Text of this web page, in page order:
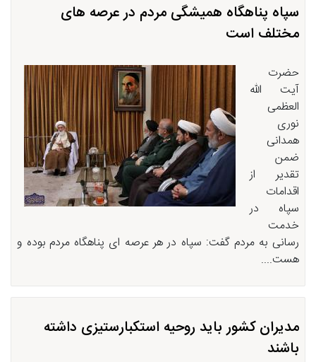
سپاه پناهگاه همیشگی مردم در عرصه های
مختلف است
حضرت
آیت الله
العظمی
نوری
همدانی
ضمن
تقدیر از
اقدامات
سپاه در
خدمت
رسانی به مردم گفت: سپاه در هر عرصه ای پناهگاه مردم بوده و
هست....
مدیران کشور باید روحیه استکبارستیزی داشته
باشند